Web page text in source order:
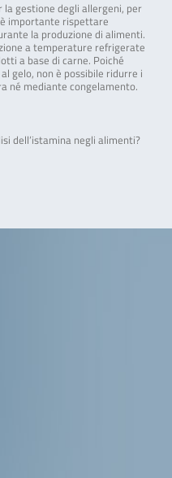
la gestione degli allergeni, per
importante rispettare
la produzione di alimenti.
a temperature refrigerate
a base di carne. Poiché
gelo, non è possibile ridurre i
né mediante congelamento.
dell’istamina negli alimenti?